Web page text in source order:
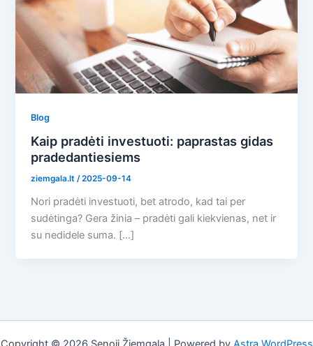
Blog
Kaip pradėti investuoti: paprastas gidas
pradedantiesiems
ziemgala.lt/2025-09-14
Nori pradėti investuoti, bet atrodo, kad tai per
sudėtinga? Gera žinia – pradėti gali kiekvienas, net ir
su nedidele suma. […]